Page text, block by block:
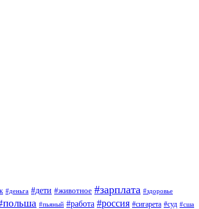
#деньга #дети #животное #зарплата #здоровье
#пьяный #работа #россия #сигарета #суд #сша